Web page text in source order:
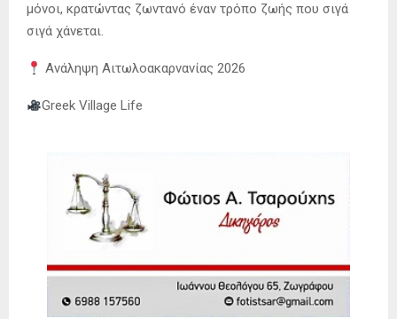
μόνοι, κρατώντας ζωντανό έναν τρόπο ζωής που σιγά
σιγά χάνεται.
Ανάληψη Αιτωλοακαρνανίας 2026
Greek Village Life